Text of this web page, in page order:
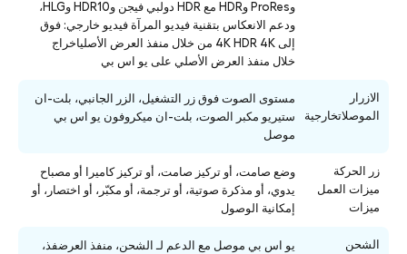
وProRes وHDR مع HDR دولبي فيجن وHDR10 وHLG،
ودعم الانعكاس بتقنية فيديو المرآة فيديو خارجي: فوق
إلى 4K HDR 4K من خلال منفذ العرض الأصلياخراج
خلال منفذ العرض الأصلي على يو اس بي
الازرار
الموصلاتخارجية
مستوى الصوت فوق زر التشغيل، الزر الجانبي، بلت-ان
ستيريو مكبر الصوت، بلت-ان ميكروفون يو اس بي
موصل
زر الحركة
ميزات العمل
ميزات
وضع صامت، أو تركيز صامت، أو تركيز كاميرا أو مصباح
يدوي، أو مذكرة صوتية، أو ترجمة، أو مكبّر، أو اختصار، أو
إمكانية الوصول
الشحن
يو اس بي موصل مع الدعم لـ الشحن، منفذ العرضفذ،